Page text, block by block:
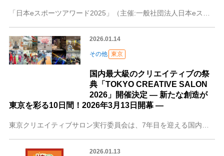
2026.01.14
その他 東京
国内最大級のクリエイティブの祭
典「TOKYO CREATIVE SALON
2026」開催決定 ― 新たな創造が
東京を彩る10日間！2026年3月13日開幕 ―
東京クリエイティブサロン実行委員会は、7年目を迎える国内最大級のクリエイティブの祭典「TOKYO CREATIVE SALON 2026」（以下：TCS 202
2026.01.13